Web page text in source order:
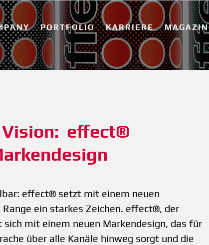
PORTFOLIO KARRIERE MAGAZIN
effect®
effect® setzt mit einem neuen
ein starkes Zeichen. effect®, der
sich mit einem neuen Markendesign, das für
über alle Kanäle hinweg sorgt und die